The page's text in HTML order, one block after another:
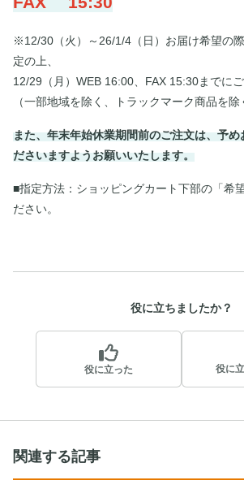
※12/30（火）～26/1/4（日）お届け希望の
定の上、
12/29（月）WEB 16:00、FAX 15:30までにご
（一部地域を除く、トラックマーク商品を除
また、年末年始休業期間前のご注文は、予
ださいますようお願いいたします。
■指定方法：ショッピングカート下部の「希
ださい。
役に立ちましたか？
役に立った 役に
関連する記事